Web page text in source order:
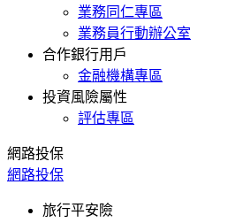
業務同仁專區
業務員行動辦公室
合作銀行用戶
金融機構專區
投資風險屬性
評估專區
網路投保
網路投保
旅行平安險